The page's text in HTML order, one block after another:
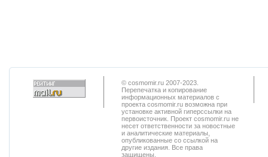
© cosmomir.ru 2007-2023.
Перепечатка и копирование
информационных материалов с
проекта cosmomir.ru возможна при
установке активной гиперссылки на
первоисточник. Проект cosmomir.ru не
несет ответственности за новостные
и аналитические материалы,
опубликованные со ссылкой на
другие издания. Все права
защищены.